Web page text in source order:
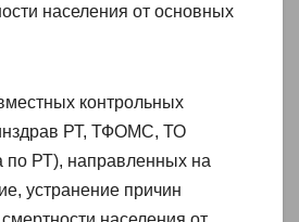
населения от основных
контрольных
РТ, ТФОМС, ТО
по РТ), направленных на
устранение причин